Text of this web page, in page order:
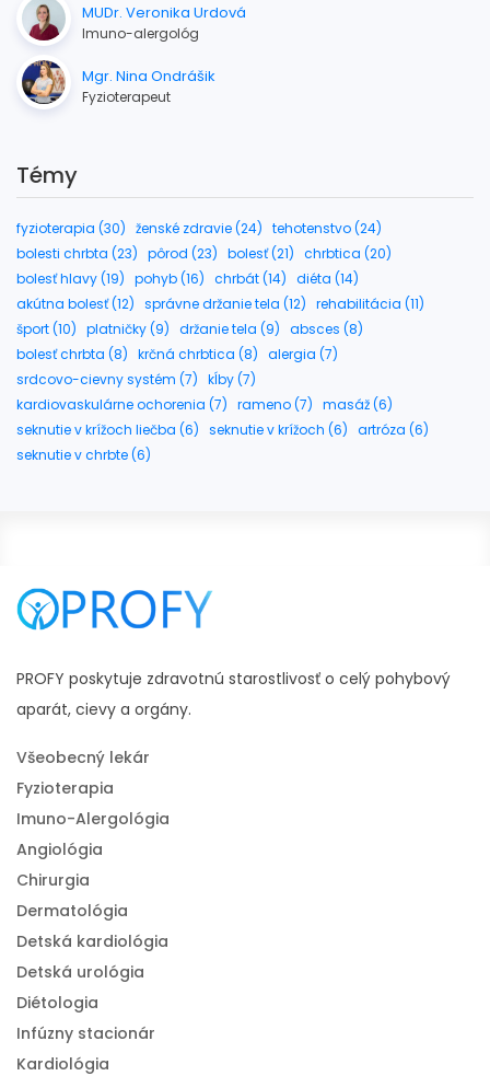
MUDr. Veronika Urdová
Imuno-alergológ
Mgr. Nina Ondrášik
Fyzioterapeut
Témy
fyzioterapia (30) ženské zdravie (24) tehotenstvo (24)
bolesti chrbta (23) pôrod (23) bolesť (21) chrbtica (20)
bolesť hlavy (19) pohyb (16) chrbát (14) diéta (14)
akútna bolesť (12) správne držanie tela (12) rehabilitácia (11)
šport (10) platničky (9) držanie tela (9) absces (8)
bolesť chrbta (8) krčná chrbtica (8) alergia (7)
srdcovo-cievny systém (7) kĺby (7)
kardiovaskulárne ochorenia (7) rameno (7) masáž (6)
seknutie v krížoch liečba (6) seknutie v krížoch (6) artróza (6)
seknutie v chrbte (6)
PROFY poskytuje zdravotnú starostlivosť o celý pohybový
aparát, cievy a orgány.
Všeobecný lekár
Fyzioterapia
Imuno-Alergológia
Angiológia
Chirurgia
Dermatológia
Detská kardiológia
Detská urológia
Diétologia
Infúzny stacionár
Kardiológia